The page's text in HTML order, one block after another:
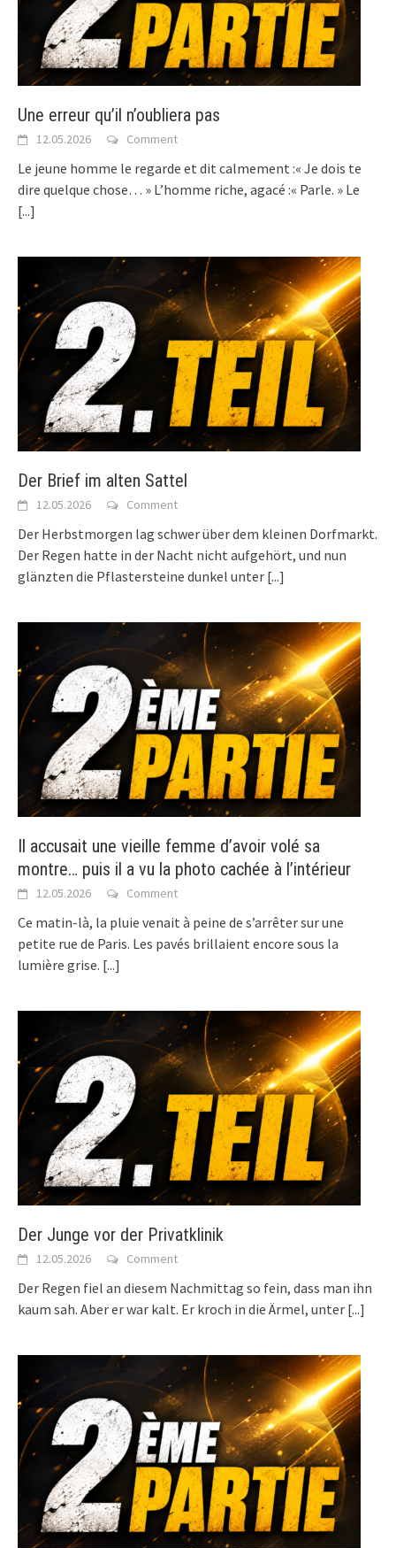
Une erreur qu’il n’oubliera pas
12.05.2026 Comment
Le jeune homme le regarde et dit calmement :« Je dois te
dire quelque chose… » L’homme riche, agacé :« Parle. » Le
[...]
Der Brief im alten Sattel
12.05.2026 Comment
Der Herbstmorgen lag schwer über dem kleinen Dorfmarkt.
Der Regen hatte in der Nacht nicht aufgehört, und nun
glänzten die Pflastersteine dunkel unter [...]
Il accusait une vieille femme d’avoir volé sa
montre… puis il a vu la photo cachée à l’intérieur
12.05.2026 Comment
Ce matin-là, la pluie venait à peine de s’arrêter sur une
petite rue de Paris. Les pavés brillaient encore sous la
lumière grise. [...]
Der Junge vor der Privatklinik
12.05.2026 Comment
Der Regen fiel an diesem Nachmittag so fein, dass man ihn
kaum sah. Aber er war kalt. Er kroch in die Ärmel, unter [...]